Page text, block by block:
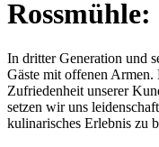
Rossmühle:
In dritter Generation und
Gäste mit offenen Armen.
Zufriedenheit unserer
setzen wir uns
kulinarisches Erlebnis zu